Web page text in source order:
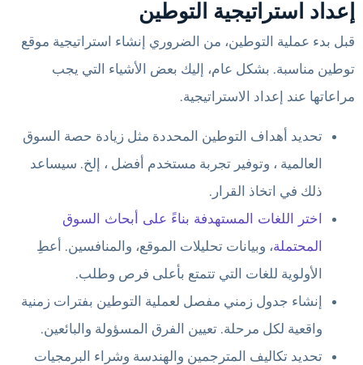
إعداد استراتيجية التوطين
قبل بدء عملية التوطين، من الضروري إنشاء استراتيجية موقع
توطين مناسبة. بشكل عام، إليك بعض الأشياء التي يجب
مراعاتها عند إعداد الاستراتيجية.
تحديد أهداف التوطين المحددة مثل زيادة حصة السوق
العالمية ، وتوفير تجربة مستخدم أفضل ، إلخ. سيساعد
ذلك في اتخاذ القرار.
اختر اللغات المستهدفة بناءً على أبحاث السوق
المحتملة، وبيانات تحليلات الموقع، والمنافسين. أعطِ
الأولوية للغات التي تتمتع بأعلى فرص وطلب.
إنشاء جدول زمني مفصل لعملية التوطين بفترات زمنية
واقعية لكل مرحلة. تعيين الفرق المسؤولة والبائعين.
تحديد تكاليف المترجمين والهندسة وشراء البرمجيات